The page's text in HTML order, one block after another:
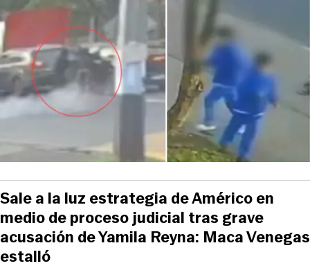
Sale a la luz estrategia de Américo en
medio de proceso judicial tras grave
acusación de Yamila Reyna: Maca Venegas
estalló